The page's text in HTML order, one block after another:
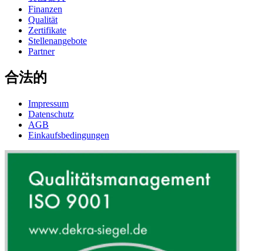
Finanzen
Qualität
Zertifikate
Stellenangebote
Partner
合法的
Impressum
Datenschutz
AGB
Einkaufsbedingungen